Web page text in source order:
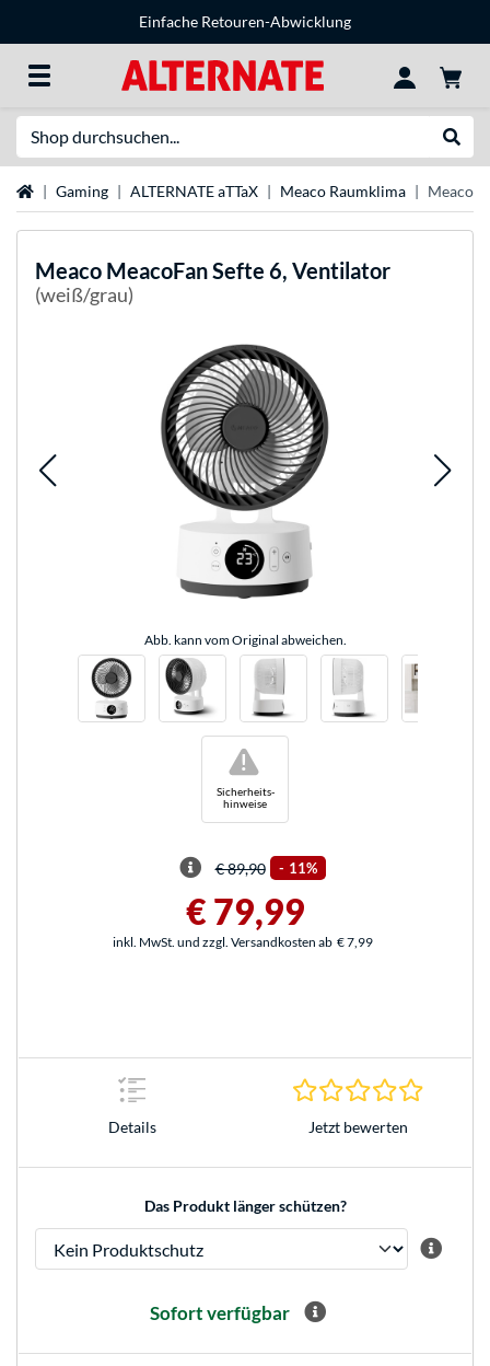
Einfache Retouren-Abwicklung
StartseiteGaming ALTERNATE aTTaX Meaco Raumklima Meaco
Meaco MeacoFan Sefte 6, Ventilator
(weiß/grau)
Abb. kann vom Original abweichen.
Sicherheits-
hinweise
!
€ 89,90 - 11%
€ 79,99
inkl. MwSt. und zzgl. Versandkosten ab € 7,99
Details Jetzt bewerten
Das Produkt länger schützen?
Sofort verfügbar